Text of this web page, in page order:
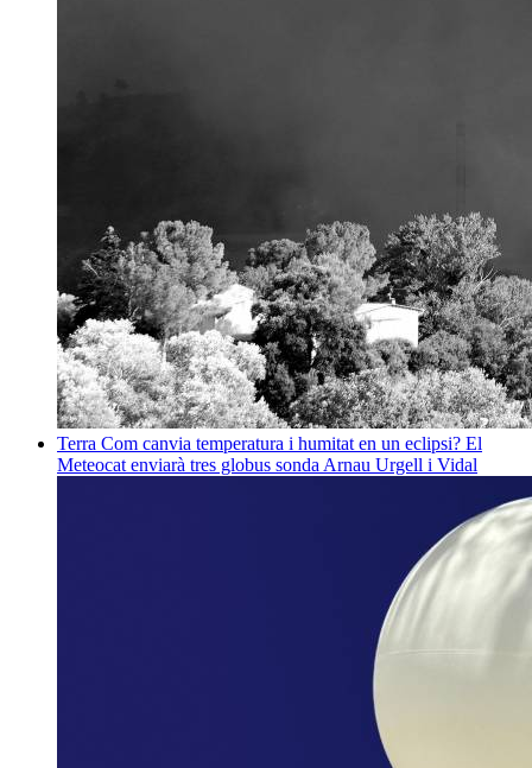
Terra Com canvia temperatura i humitat en un eclipsi? El
Meteocat enviarà tres globus sonda Arnau Urgell i Vidal